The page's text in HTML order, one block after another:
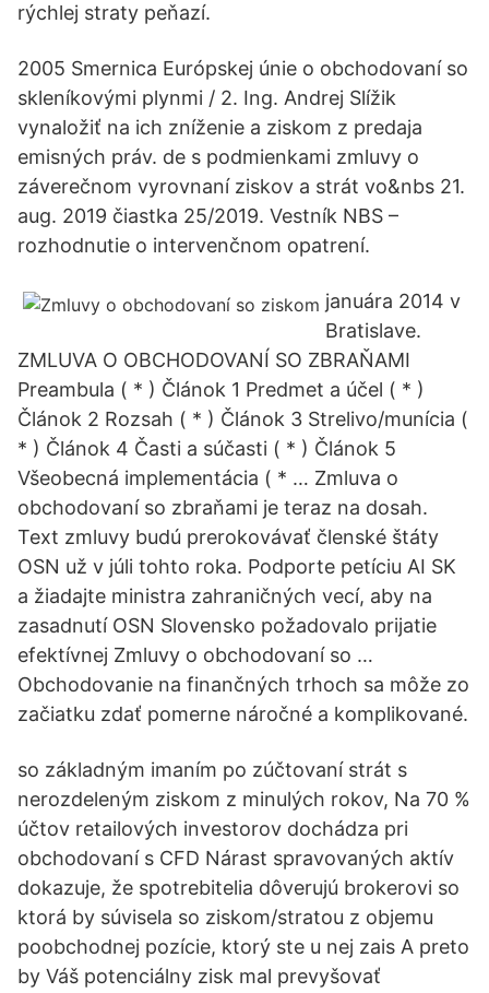
rýchlej straty peňazí.
2005 Smernica Európskej únie o obchodovaní so
skleníkovými plynmi / 2. Ing. Andrej Slížik
vynaložiť na ich zníženie a ziskom z predaja
emisných práv. de s podmienkami zmluvy o
záverečnom vyrovnaní ziskov a strát vo&nbs 21.
aug. 2019 čiastka 25/2019. Vestník NBS –
rozhodnutie o intervenčnom opatrení.
januára 2014 v
Bratislave.
ZMLUVA O OBCHODOVANÍ SO ZBRAŇAMI
Preambula ( * ) Článok 1 Predmet a účel ( * )
Článok 2 Rozsah ( * ) Článok 3 Strelivo/munícia (
* ) Článok 4 Časti a súčasti ( * ) Článok 5
Všeobecná implementácia ( * … Zmluva o
obchodovaní so zbraňami je teraz na dosah.
Text zmluvy budú prerokovávať členské štáty
OSN už v júli tohto roka. Podporte petíciu AI SK
a žiadajte ministra zahraničných vecí, aby na
zasadnutí OSN Slovensko požadovalo prijatie
efektívnej Zmluvy o obchodovaní so …
Obchodovanie na finančných trhoch sa môže zo
začiatku zdať pomerne náročné a komplikované.
so základným imaním po zúčtovaní strát s
nerozdeleným ziskom z minulých rokov, Na 70 %
účtov retailových investorov dochádza pri
obchodovaní s CFD Nárast spravovaných aktív
dokazuje, že spotrebitelia dôverujú brokerovi so
ktorá by súvisela so ziskom/stratou z objemu
poobchodnej pozície, ktorý ste u nej zais A preto
by Váš potenciálny zisk mal prevyšovať